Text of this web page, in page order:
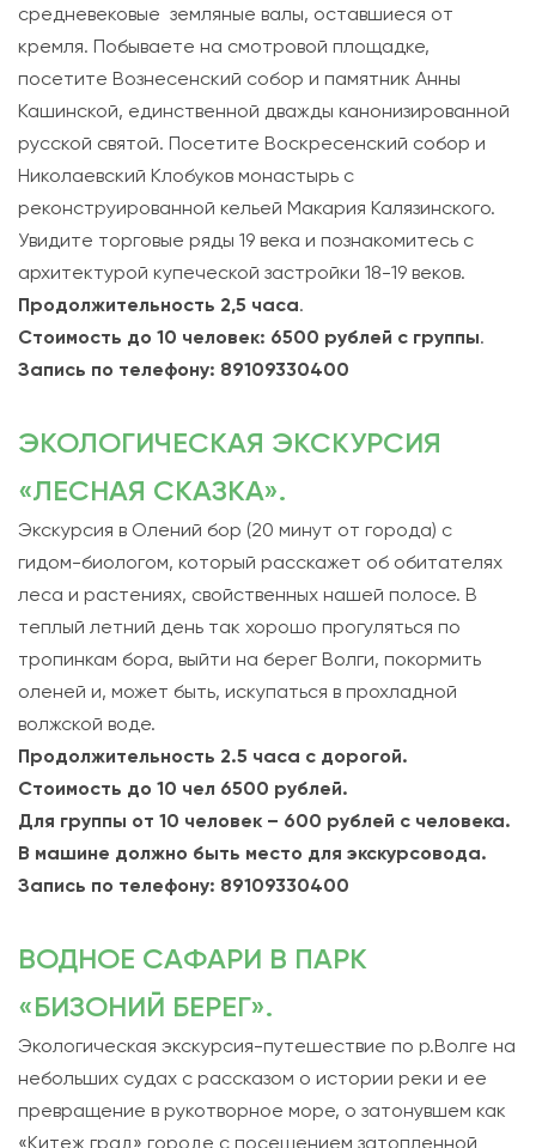
средневековые земляные валы, оставшиеся от
кремля. Побываете на смотровой площадке,
посетите Вознесенский собор и памятник Анны
Кашинской, единственной дважды канонизированной
русской святой. Посетите Воскресенский собор и
Николаевский Клобуков монастырь с
реконструированной кельей Макария Калязинского.
Увидите торговые ряды 19 века и познакомитесь с
архитектурой купеческой застройки 18-19 веков.
Продолжительность 2,5 часа.
Стоимость до 10 человек: 6500 рублей с группы.
Запись по телефону: 89109330400
ЭКОЛОГИЧЕСКАЯ ЭКСКУРСИЯ
«ЛЕСНАЯ СКАЗКА».
Экскурсия в Олений бор (20 минут от города) с
гидом-биологом, который расскажет об обитателях
леса и растениях, свойственных нашей полосе. В
теплый летний день так хорошо прогуляться по
тропинкам бора, выйти на берег Волги, покормить
оленей и, может быть, искупаться в прохладной
волжской воде.
Продолжительность 2.5 часа с дорогой.
Стоимость до 10 чел 6500 рублей.
Для группы от 10 человек – 600 рублей с человека.
В машине должно быть место для экскурсовода.
Запись по телефону: 89109330400
ВОДНОЕ САФАРИ В ПАРК
«БИЗОНИЙ БЕРЕГ».
Экологическая экскурсия-путешествие по р.Волге на
небольших судах с рассказом о истории реки и ее
превращение в рукотворное море, о затонувшем как
«Китеж град» городе с посещением затопленной